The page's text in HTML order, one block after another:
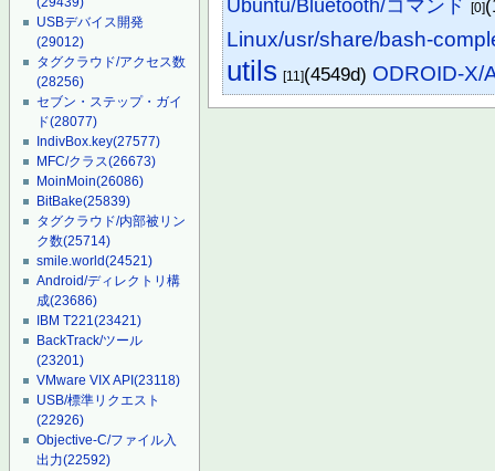
USBデバイス開発
(29012)
タグクラウド/アクセス数
(28256)
セブン・ステップ・ガイ
ド(28077)
IndivBox.key(27577)
MFC/クラス(26673)
MoinMoin(26086)
BitBake(25839)
タグクラウド/内部被リン
ク数(25714)
smile.world(24521)
Android/ディレクトリ構
成(23686)
IBM T221(23421)
BackTrack/ツール
(23201)
VMware VIX API(23118)
USB/標準リクエスト
(22926)
Objective-C/ファイル入
出力(22592)
Ubuntu/Bluetooth/コマンド [0]
Linux/usr/share/bash-
utils [11](4549d) ODROID-X/